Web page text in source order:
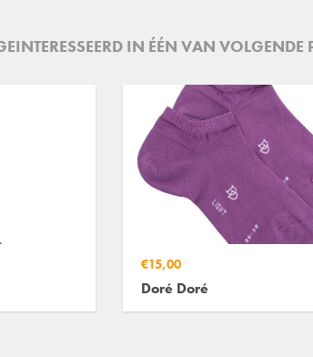
IN ÉÉN VAN VOLGENDE
€15,00
Doré Doré